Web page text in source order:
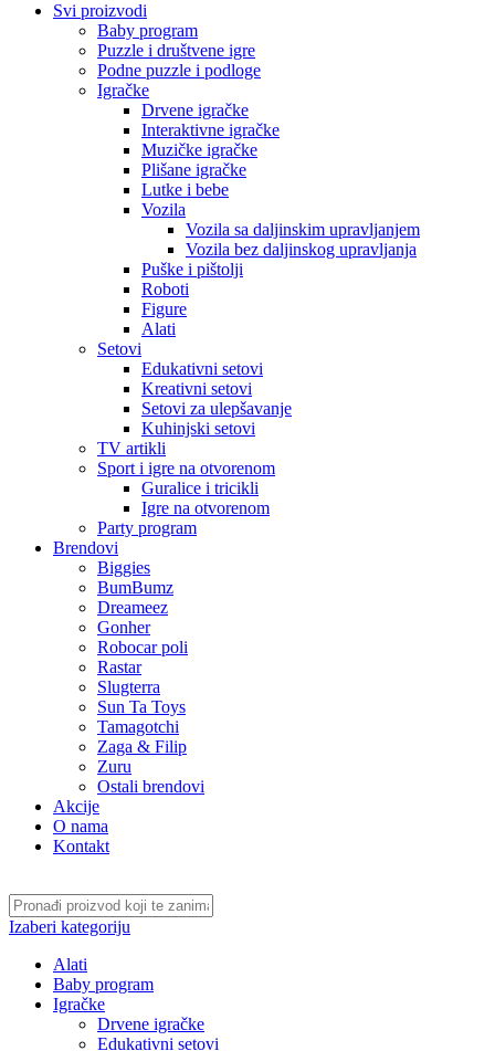
Svi proizvodi
Baby program
Puzzle i društvene igre
Podne puzzle i podloge
Igračke
Drvene igračke
Interaktivne igračke
Muzičke igračke
Plišane igračke
Lutke i bebe
Vozila
Vozila sa daljinskim upravljanjem
Vozila bez daljinskog upravljanja
Puške i pištolji
Roboti
Figure
Alati
Setovi
Edukativni setovi
Kreativni setovi
Setovi za ulepšavanje
Kuhinjski setovi
TV artikli
Sport i igre na otvorenom
Guralice i tricikli
Igre na otvorenom
Party program
Brendovi
Biggies
BumBumz
Dreameez
Gonher
Robocar poli
Rastar
Slugterra
Sun Ta Toys
Tamagotchi
Zaga & Filip
Zuru
Ostali brendovi
Akcije
O nama
Kontakt
Izaberi kategoriju
Alati
Baby program
Igračke
Drvene igračke
Edukativni setovi